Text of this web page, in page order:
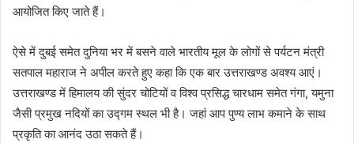
आयोजित किए जाते हैं।
ऐसे में दुबई समेत दुनिया भर में बसने वाले भारतीय मूल के लोगों से पर्यटन मंत्री
सतपाल महाराज ने अपील करते हुए कहा कि एक बार उत्तराखण्ड अवश्य आएं।
उत्तराखण्ड में हिमालय की सुंदर चोटियों व विश्व प्रसिद्ध चारधाम समेत गंगा, यमुना
जैसी प्रमुख नदियों का उद्गम स्थल भी है। जहां आप पुण्य लाभ कमाने के साथ
प्रकृति का आनंद उठा सकते हैं।